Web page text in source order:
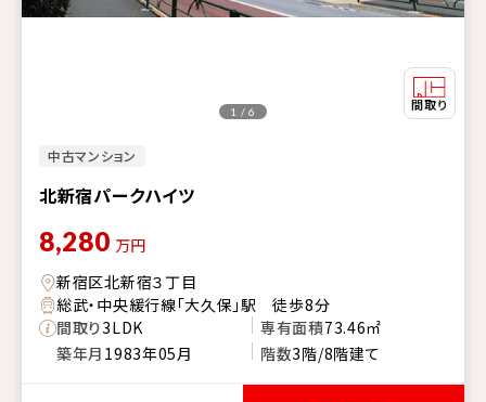
中古マンション
北新宿パークハイツ
1 / 6
8,280 万円
新宿区北新宿３丁目
総武・中央緩行線「大久保」駅 徒歩8分
間取り3LDK 専有面積73.46㎡
築年月 1983年05月 階数3階/8階建て